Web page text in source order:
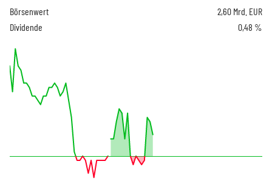
Börsenwert
2,60 Mrd. EUR
Dividende
0,48 %